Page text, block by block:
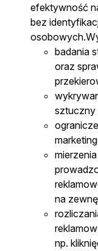
efektywność
bez
badania
oraz
sztuczny
na
np.